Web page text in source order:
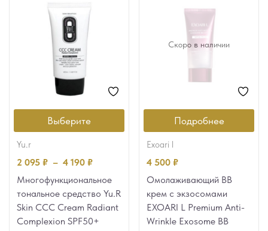
Выберите
yu.r
2 095 ₽ – 4 190 ₽
Многофункциональное
тональное средство Yu.R
Skin CCC Cream Radiant
Complexion SPF50+
Скоро в наличии
Подробнее
exoari l
4 500 ₽
Омолаживающий BB
крем с экзосомами
EXOARI L Premium Anti-
Wrinkle Exosome BB